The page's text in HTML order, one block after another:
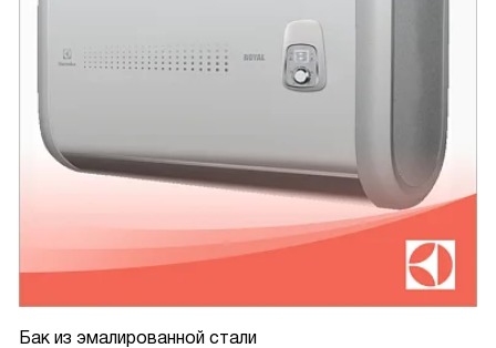
восстанавливается. После нескольких месяцев
использования я доволен покупкой.
Бак из эмалированной стали